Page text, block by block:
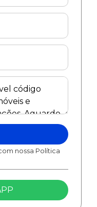
nossa Política